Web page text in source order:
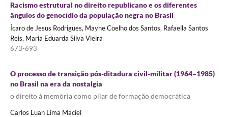
Racismo estrutural no direito republicano e os diferentes
ângulos do genocídio da população negra no Brasil
Ícaro de Jesus Rodrigues, Mayne Coelho dos Santos, Rafaella Santos
Reis, Maria Eduarda Silva Vieira
673-693
O processo de transição pós-ditadura civil-militar (1964–1985)
no Brasil na era da nostalgia
o direito à memória como pilar de formação democrática
Carlos Luan Lima Maciel